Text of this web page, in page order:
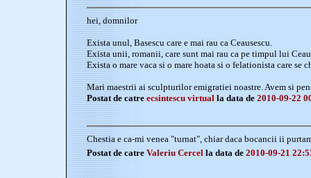
hei, domnilor
Exista unul, Basescu care e mai rau ca Ceausescu.
Exista unii, romanii, care sunt mai rau ca pe timpul lui
Exista o mare vaca si o mare hoata si o felationista care se
Mari maestrii ai sculpturilor emigratiei noastre. Avem si
Postat de catre ecsintescu virtual la data de 2010-09-22
Chestia e ca-mi venea "turnat", chiar daca bocancii ii
Postat de catre Valeriu Cercel la data de 2010-09-21